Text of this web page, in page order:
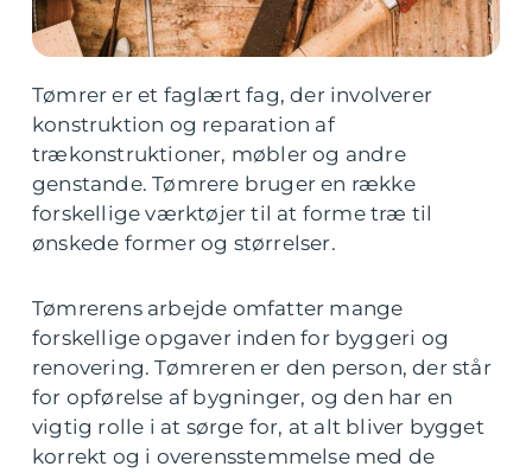
Tømrer er et faglært fag, der involverer
konstruktion og reparation af
trækonstruktioner, møbler og andre
genstande. Tømrere bruger en række
forskellige værktøjer til at forme træ til
ønskede former og størrelser.
Tømrerens arbejde omfatter mange
forskellige opgaver inden for byggeri og
renovering. Tømreren er den person, der står
for opførelse af bygninger, og den har en
vigtig rolle i at sørge for, at alt bliver bygget
korrekt og i overensstemmelse med de